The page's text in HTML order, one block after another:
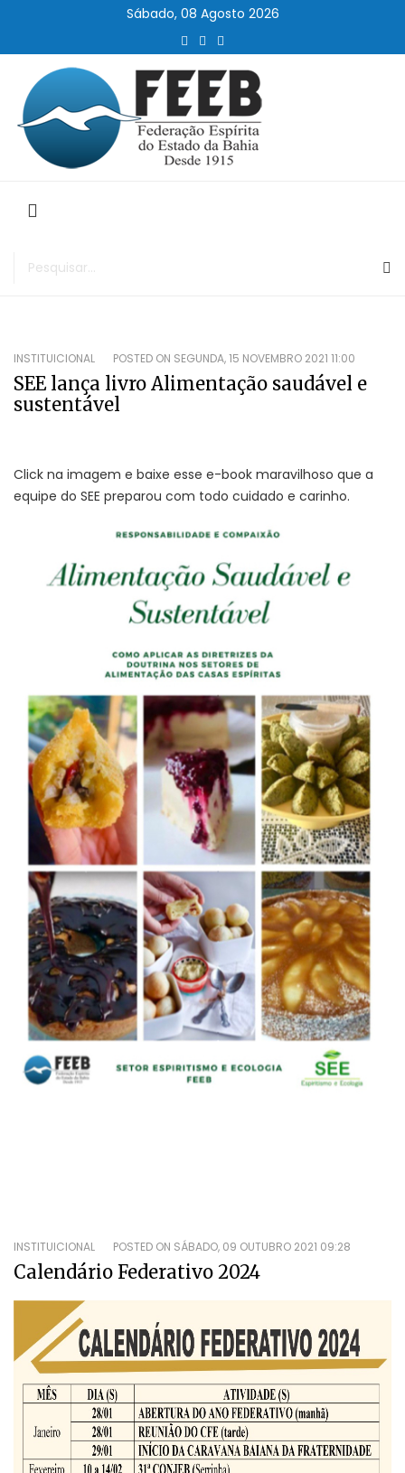
Sábado, 08 Agosto 2026
INSTITUICIONAL POSTED ON SEGUNDA, 15 NOVEMBRO 2021 11:00
SEE lança livro Alimentação saudável e
sustentável
Click na imagem e baixe esse e-book maravilhoso que a
equipe do SEE preparou com todo cuidado e carinho.
INSTITUICIONAL POSTED ON SÁBADO, 09 OUTUBRO 2021 09:28
Calendário Federativo 2024